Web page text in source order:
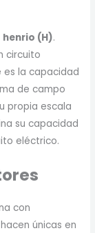
henrio (H).
circuito
es la capacidad
de campo
propia escala
su capacidad
eléctrico.
con
únicas en